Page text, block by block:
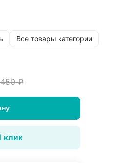
Все товары категории
₽
клик